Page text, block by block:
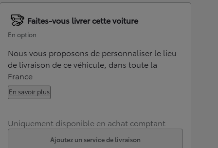
Faites-vous livrer cette voiture
En option
Nous vous proposons de personnaliser le lieu
de livraison de ce véhicule, dans toute la
France
En savoir plus
Uniquement disponible en achat comptant
Ajoutez un service de livraison